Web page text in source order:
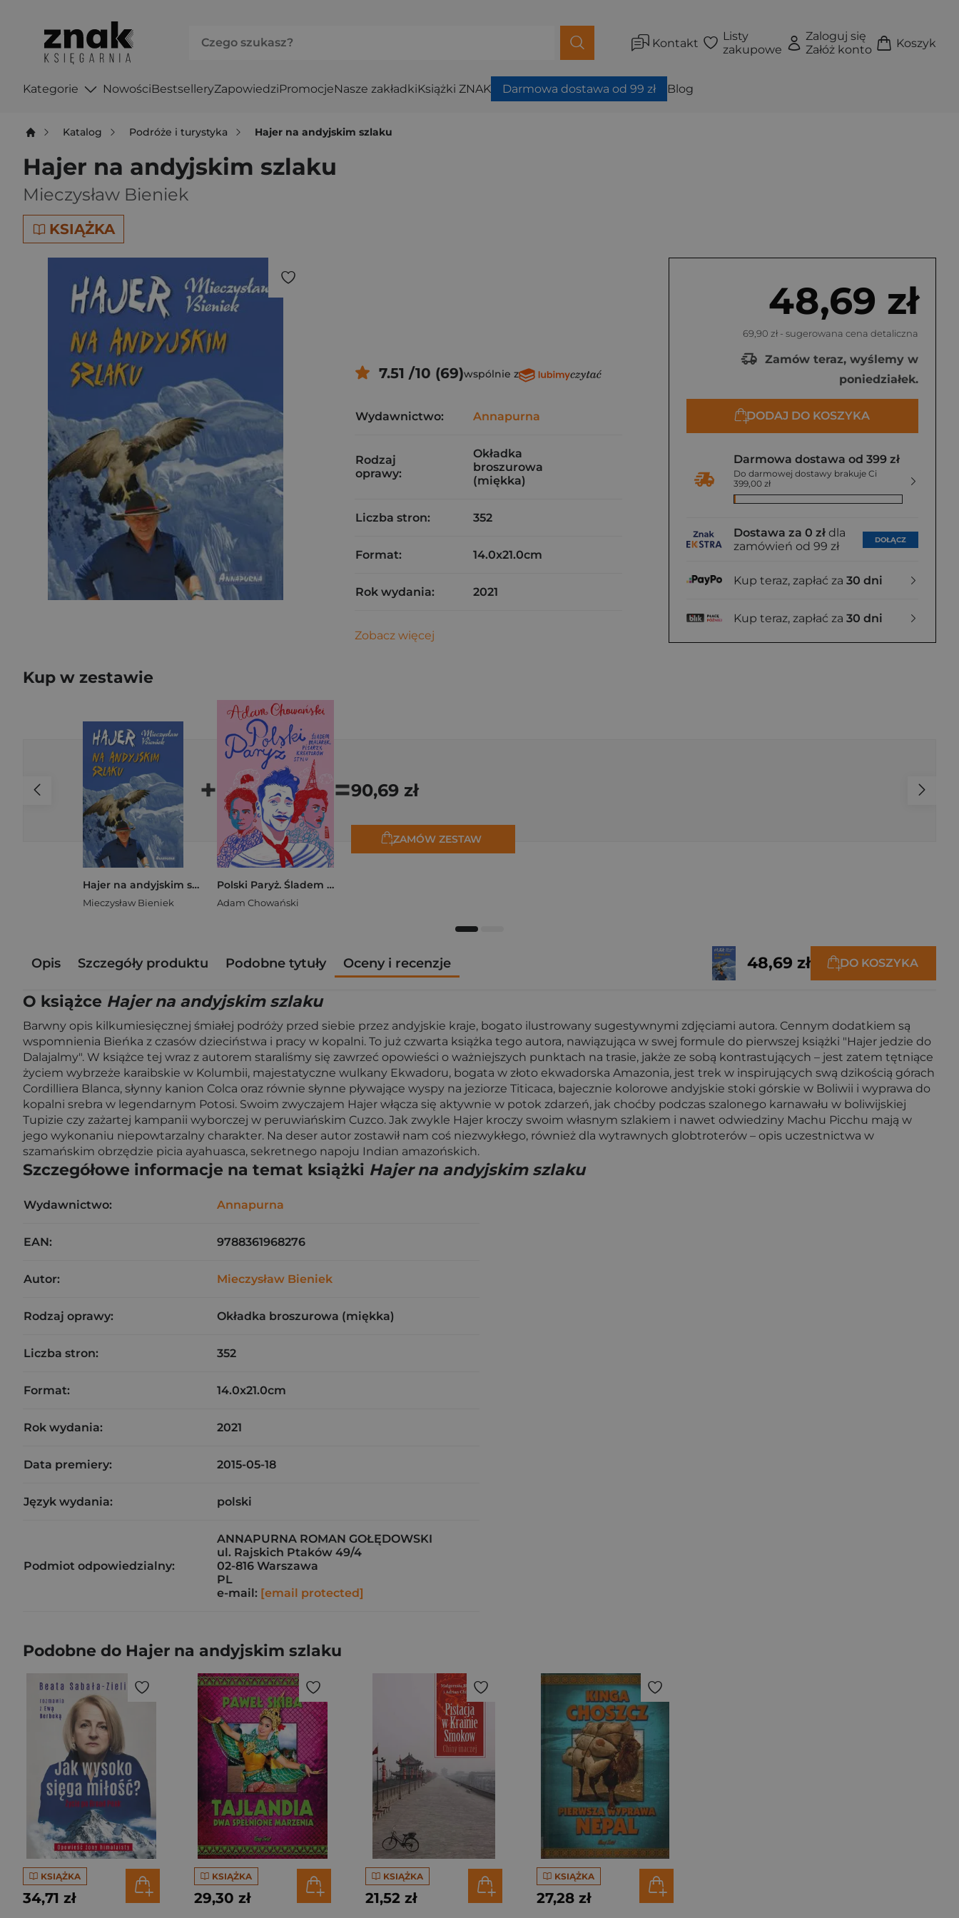
Kontakt
Listy
zakupowe
Zaloguj się
Załóż konto
Koszyk
Kategorie NowościBestselleryZapowiedziPromocjeNasze zakładkiKsiążki ZNAK Darmowa dostawa od 99 zł Blog
Katalog Podróże i turystyka Hajer na andyjskim szlaku
Hajer na andyjskim szlaku
Mieczysław Bieniek
KSIĄŻKA
48,69 zł
69,90 zł - sugerowana cena detaliczna
Zamów teraz, wyślemy w
poniedziałek.
DODAJ DO KOSZYKA
Darmowa dostawa od 399 zł
Do darmowej dostawy brakuje Ci
399,00 zł
Dostawa za 0 zł dla
zamówień od 99 zł
DOŁĄCZ
Kup teraz, zapłać za 30 dni
Kup teraz, zapłać za 30 dni
7.51 /10 (69)wspólnie z
Wydawnictwo: Annapurna
Rodzaj
oprawy:
Okładka
broszurowa
(miękka)
Liczba stron: 352
Format: 14.0x21.0cm
Rok wydania: 2021
Zobacz więcej
Kup w zestawie
Hajer na andyjskim szlaku
Mieczysław Bieniek
+
Polski Paryż. Śladem malarek, pisarzy, kreatorów stylu
Adam Chowański
=90,69 zł
ZAMÓW ZESTAW
Opis Szczegóły produktu Podobne tytuły Oceny i recenzje 48,69 zł DO KOSZYKA
O książce Hajer na andyjskim szlaku
Barwny opis kilkumiesięcznej śmiałej podróży przed siebie przez andyjskie kraje, bogato ilustrowany sugestywnymi zdjęciami autora. Cennym dodatkiem są
wspomnienia Bieńka z czasów dzieciństwa i pracy w kopalni. To już czwarta książka tego autora, nawiązująca w swej formule do pierwszej książki "Hajer jedzie do
Dalajalmy". W książce tej wraz z autorem staraliśmy się zawrzeć opowieści o ważniejszych punktach na trasie, jakże ze sobą kontrastujących – jest zatem tętniące
życiem wybrzeże karaibskie w Kolumbii, majestatyczne wulkany Ekwadoru, bogata w złoto ekwadorska Amazonia, jest trek w inspirujących swą dzikością górach
Cordilliera Blanca, słynny kanion Colca oraz równie słynne pływające wyspy na jeziorze Titicaca, bajecznie kolorowe andyjskie stoki górskie w Boliwii i wyprawa do
kopalni srebra w legendarnym Potosi. Swoim zwyczajem Hajer włącza się aktywnie w potok zdarzeń, jak choćby podczas szalonego karnawału w boliwijskiej
Tupizie czy zażartej kampanii wyborczej w peruwiańskim Cuzco. Jak zwykle Hajer kroczy swoim własnym szlakiem i nawet odwiedziny Machu Picchu mają w
jego wykonaniu niepowtarzalny charakter. Na deser autor zostawił nam coś niezwykłego, również dla wytrawnych globtroterów – opis uczestnictwa w
szamańskim obrzędzie picia ayahuasca, sekretnego napoju Indian amazońskich.
Szczegółowe informacje na temat książki Hajer na andyjskim szlaku
Wydawnictwo: Annapurna
EAN: 9788361968276
Autor: Mieczysław Bieniek
Rodzaj oprawy: Okładka broszurowa (miękka)
Liczba stron: 352
Format: 14.0x21.0cm
Rok wydania: 2021
Data premiery: 2015-05-18
Język wydania: polski
Podmiot odpowiedzialny:
ANNAPURNA ROMAN GOŁĘDOWSKI
ul. Rajskich Ptaków 49/4
02-816 Warszawa
PL
e-mail: [email protected]
Podobne do Hajer na andyjskim szlaku
KSIĄŻKA
34,71 zł
KSIĄŻKA
29,30 zł
KSIĄŻKA
21,52 zł
KSIĄŻKA
27,28 zł